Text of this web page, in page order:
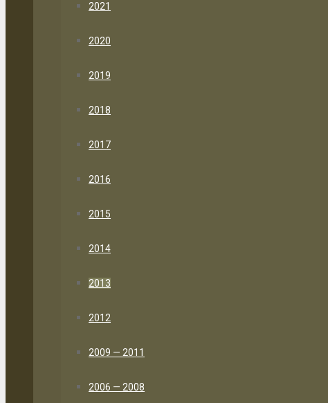
2021
2020
2019
2018
2017
2016
2015
2014
2013
2012
2009 — 2011
2006 — 2008